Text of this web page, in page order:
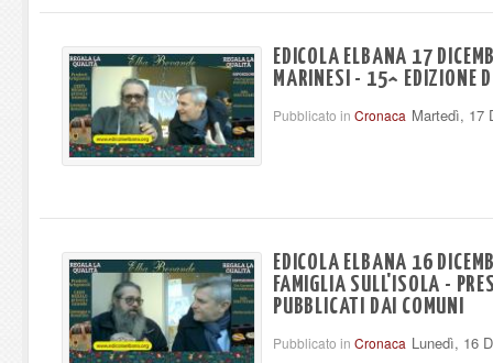
EDICOLA ELBANA 17
MARINESI - 15^ EDIZIONE
Pubblicato in Cronaca Martedì, 17
EDICOLA ELBANA 16
FAMIGLIA SULL'ISOLA -
PUBBLICATI DAI COMUNI
Pubblicato in Cronaca Lunedì, 16